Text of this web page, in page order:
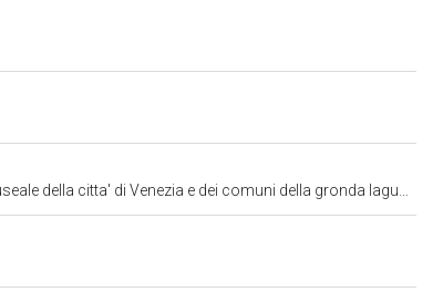
della citta' di Venezia e dei comuni della gronda lagunare